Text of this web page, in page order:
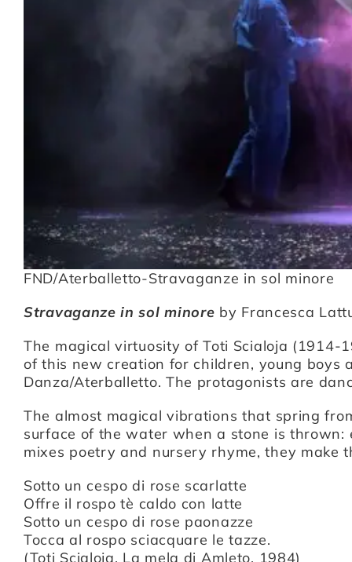
FND/Aterballetto-Stravaganze in sol minore
Stravaganze in sol minore by Francesca
The magical virtuosity of Toti Scialoja
of this new creation for children, young boys
Danza/Aterballetto. The protagonists are
The almost magical vibrations that spring
surface of the water when a stone is
mixes poetry and nursery rhyme, they
Sotto un cespo di rose scarlatte
Offre il rospo tè caldo con latte
Sotto un cespo di rose paonazze
Tocca al rospo sciacquare le tazze.
(Toti Scialoja, La mela di Amleto, 1984)